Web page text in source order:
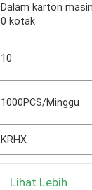
Dalam karton
0 kotak
10
1000PCS/Minggu
KRHX
Lihat Lebih